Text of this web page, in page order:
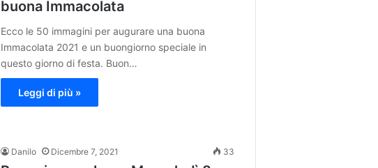
buona Immacolata
Ecco le 50 immagini per augurare una buona
Immacolata 2021 e un buongiorno speciale in
questo giorno di festa. Buon…
Leggi di più »
Danilo Dicembre 7, 2021 33